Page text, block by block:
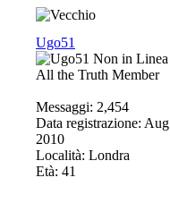
Ugo51
All the Truth Member
Messaggi: 2,454
Data registrazione: Aug
2010
Località: Londra
Età: 41